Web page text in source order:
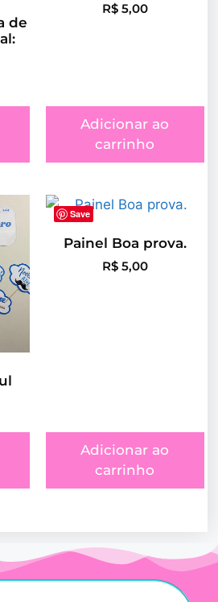
de
R$5,00
Adicionar ao
carrinho
Save
Painel Boa prova.
R$5,00
Adicionar ao
carrinho